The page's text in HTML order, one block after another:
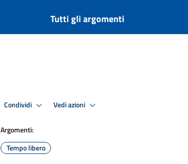
Tutti gli argomenti
Condividi Vedi azioni
Argomenti:
Tempo libero